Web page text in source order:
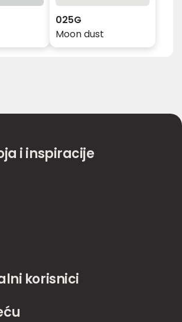
025G
Moon dust
i inspiracije
korisnici